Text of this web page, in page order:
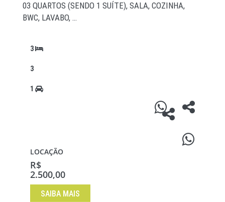
03 QUARTOS (SENDO 1 SUÍTE), SALA, COZINHA,
BWC, LAVABO, …
3
3
1
LOCAÇÃO
R$
2.500,00
SAIBA MAIS